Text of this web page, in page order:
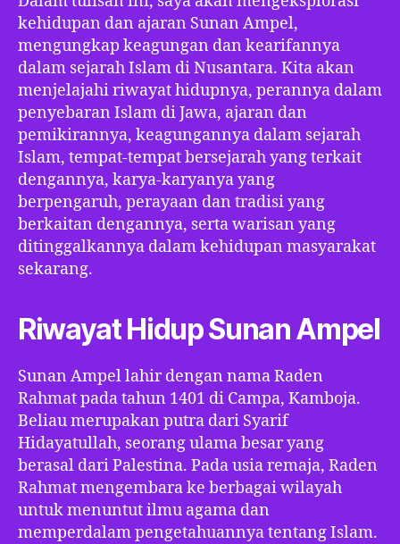
kehidupan dan ajaran Sunan Ampel,
mengungkap keagungan dan kearifannya
dalam sejarah Islam di Nusantara. Kita akan
menjelajahi riwayat hidupnya, perannya dalam
penyebaran Islam di Jawa, ajaran dan
pemikirannya, keagungannya dalam sejarah
Islam, tempat-tempat bersejarah yang terkait
dengannya, karya-karyanya yang
berpengaruh, perayaan dan tradisi yang
berkaitan dengannya, serta warisan yang
ditinggalkannya dalam kehidupan masyarakat
sekarang.
Riwayat Hidup Sunan Ampel
Sunan Ampel lahir dengan nama Raden
Rahmat pada tahun 1401 di Campa, Kamboja.
Beliau merupakan putra dari Syarif
Hidayatullah, seorang ulama besar yang
berasal dari Palestina. Pada usia remaja, Raden
Rahmat mengembara ke berbagai wilayah
untuk menuntut ilmu agama dan
memperdalam pengetahuannya tentang Islam.